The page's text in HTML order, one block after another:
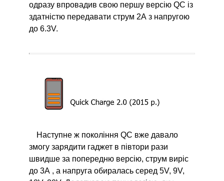
одразу впровадив свою першу версію QC із
здатністю передавати струм 2А з напругою
до 6.3V.
Наступне ж покоління QC вже давало
змогу зарядити гаджет в півтори рази
швидше за попередню версію, струм виріс
до 3А , а напруга обиралась серед 5V, 9V,